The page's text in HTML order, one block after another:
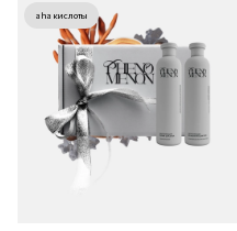
aha кислоты